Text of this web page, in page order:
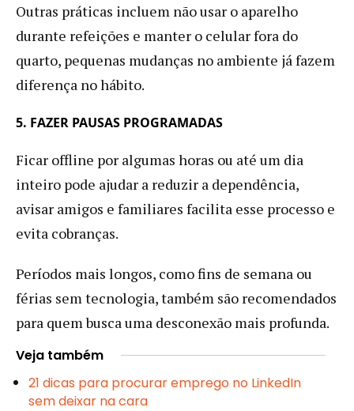
Outras práticas incluem não usar o aparelho
durante refeições e manter o celular fora do
quarto, pequenas mudanças no ambiente já fazem
diferença no hábito.
5. FAZER PAUSAS PROGRAMADAS
Ficar offline por algumas horas ou até um dia
inteiro pode ajudar a reduzir a dependência,
avisar amigos e familiares facilita esse processo e
evita cobranças.
Períodos mais longos, como fins de semana ou
férias sem tecnologia, também são recomendados
para quem busca uma desconexão mais profunda.
Veja também
21 dicas para procurar emprego no LinkedIn
sem deixar na cara